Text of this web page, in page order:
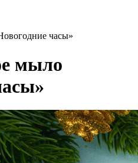
часы»
мыло